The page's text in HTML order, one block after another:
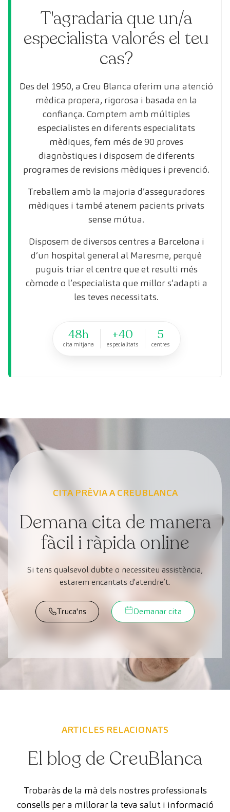
T'agradaria que un/a
especialista valorés el teu
cas?
Des del 1950, a Creu Blanca oferim una atenció
mèdica propera, rigorosa i basada en la
confiança. Comptem amb múltiples
especialistes en diferents especialitats
mèdiques, fem més de 90 proves
diagnòstiques i disposem de diferents
programes de revisions mèdiques i prevenció.
Treballem amb la majoria d’asseguradores
mèdiques i també atenem pacients privats
sense mútua.
Disposem de diversos centres a Barcelona i
d’un hospital general al Maresme, perquè
puguis triar el centre que et resulti més
còmode o l’especialista que millor s’adapti a
les teves necessitats.
48h
cita mitjana
+40
especialitats
5
centres
CITA PRÈVIA A CREUBLANCA
Demana cita de manera
fàcil i ràpida online
Si tens qualsevol dubte o necessiteu assistència,
estarem encantats d’atendre’t.
Truca'ns Demanar cita
ARTICLES RELACIONATS
El blog de CreuBlanca
Trobaràs de la mà dels nostres professionals
consells per a millorar la teva salut i informació